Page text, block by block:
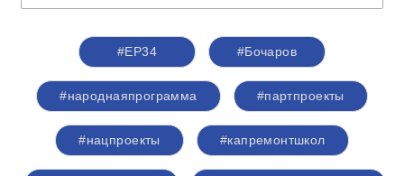
#ЕР34 #Бочаров
#народнаяпрограмма #партпроекты
#нацпроекты #капремонтшкол